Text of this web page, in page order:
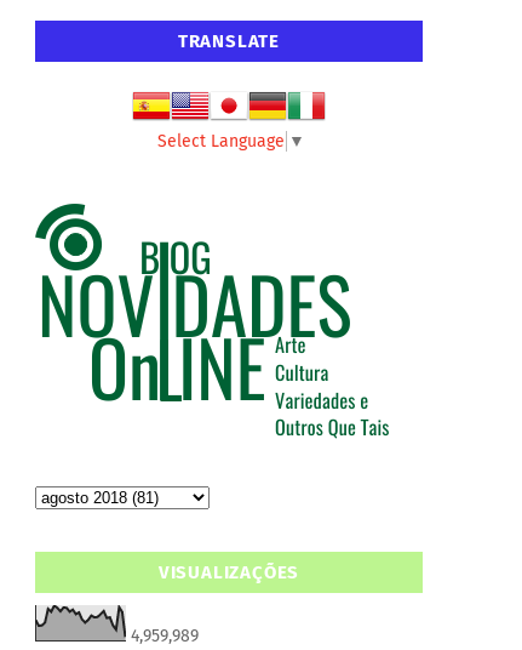
TRANSLATE
Select Language ▼
VISUALIZAÇÕES
4,959,989